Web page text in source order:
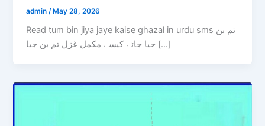
admin /May 28, 2026
Read tum bin jiya jaye kaise ghazal in urdu sms تم بن
جیا جائے کیسے مکمل غزل تم بن جیا […]